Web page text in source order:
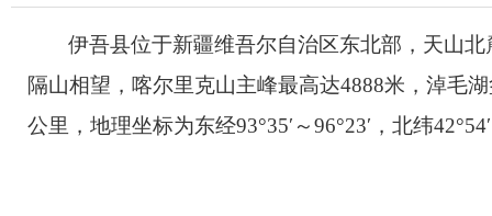
伊吾县位于新疆维吾尔自治区东北部，天山
隔山相望，喀尔里克山主峰最高达4888米，淖毛
公里，地理坐标为东经93°35′～96°23′，北纬